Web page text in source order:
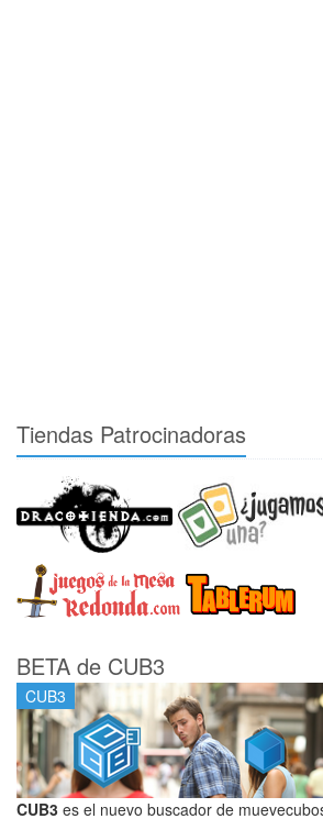
Tiendas Patrocinadoras
BETA de CUB3
CUB3
CUB3 es el nuevo buscador de